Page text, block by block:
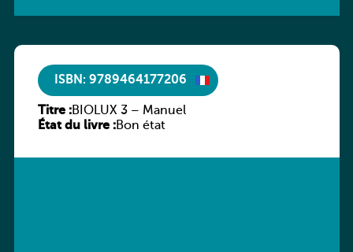
ISBN: 9789464177206
Titre :BIOLUX 3 – Manuel
État du livre :Bon état